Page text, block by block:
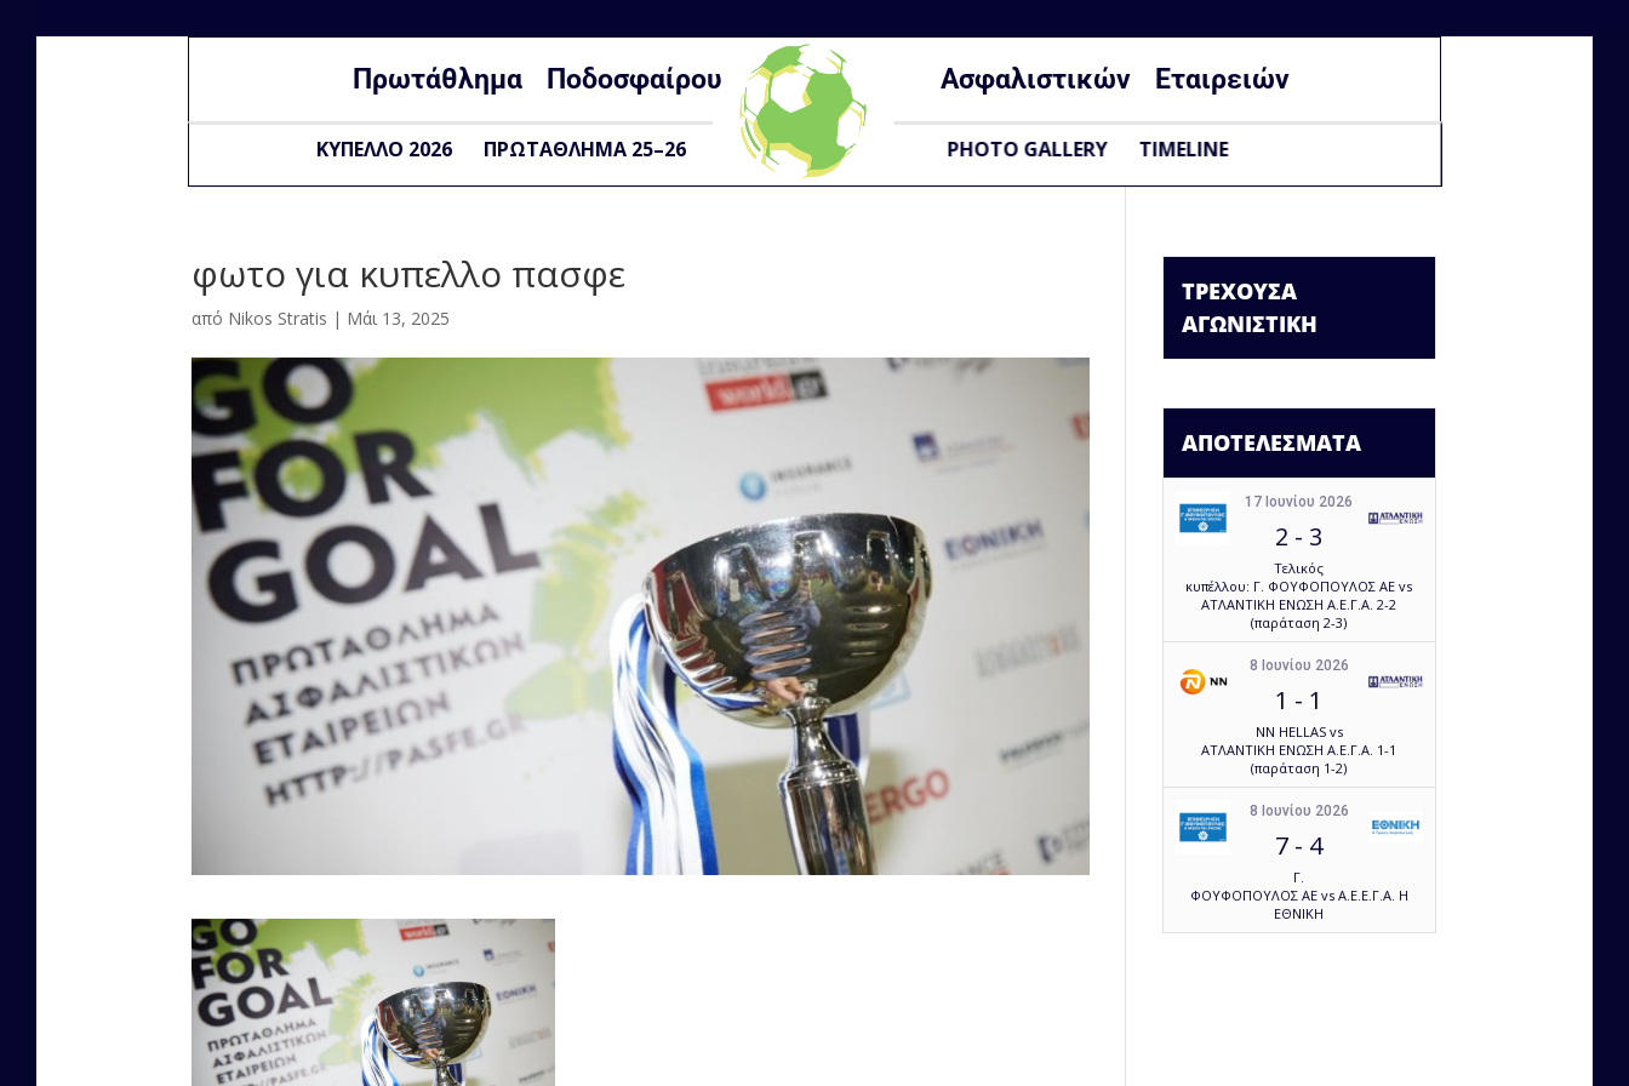
Πρωτάθλημα Ποδοσφαίρου Ασφαλιστικών Εταιρειών
ΚΥΠΕΛΛΟ 2026 ΠΡΩΤΑΘΛΗΜΑ 25–26 PHOTO GALLERY TIMELINE
φωτο για κυπελλο πασφε
από Nikos Stratis | Μάι 13, 2025
ΤΡΕΧΟΥΣΑ
ΑΓΩΝΙΣΤΙΚΗ
ΑΠΟΤΕΛΕΣΜΑΤΑ
17 Ιουνίου 2026
2 - 3
Τελικός
κυπέλλου: Γ. ΦΟΥΦΟΠΟΥΛΟΣ ΑΕ vs
ΑΤΛΑΝΤΙΚΗ ΕΝΩΣΗ Α.Ε.Γ.Α. 2-2
(παράταση 2-3)
8 Ιουνίου 2026
1 - 1
NN HELLAS vs
ΑΤΛΑΝΤΙΚΗ ΕΝΩΣΗ Α.Ε.Γ.Α. 1-1
(παράταση 1-2)
8 Ιουνίου 2026
7 - 4
Γ.
ΦΟΥΦΟΠΟΥΛΟΣ ΑΕ vs Α.Ε.Ε.Γ.Α. Η
ΕΘΝΙΚΗ